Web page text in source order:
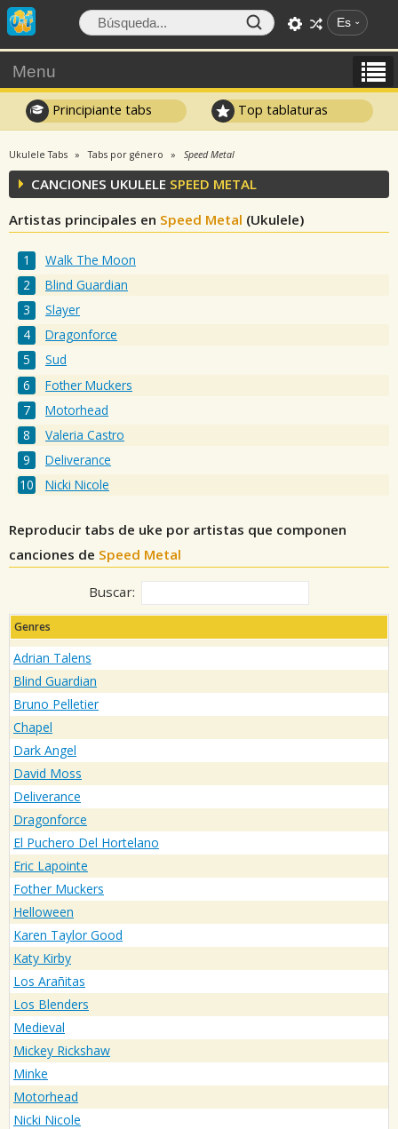
Es
Menu
Principiante tabs Top tablaturas
Ukulele Tabs Tabs por género Speed Metal
CANCIONES UKULELE SPEED METAL
Artistas principales en Speed Metal (Ukulele)
Walk The Moon
Blind Guardian
Slayer
Dragonforce
Sud
Fother Muckers
Motorhead
Valeria Castro
Deliverance
Nicki Nicole
Reproducir tabs de uke por artistas que componen
canciones de Speed Metal
Buscar:
Genres
Adrian Talens
Blind Guardian
Bruno Pelletier
Chapel
Dark Angel
David Moss
Deliverance
Dragonforce
El Puchero Del Hortelano
Eric Lapointe
Fother Muckers
Helloween
Karen Taylor Good
Katy Kirby
Los Arañitas
Los Blenders
Medieval
Mickey Rickshaw
Minke
Motorhead
Nicki Nicole